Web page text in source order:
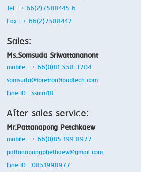
Tel : + 66(2)7588445-6
Fax : + 66(2)7588447
Sales:
Ms.Somsuda Sriwattananont
mobile : + 66(0)81 558 3704
somsuda@forefrontfoodtech.com
Line ID : ssnim18
After sales service:
Mr.Pattanapong Petchkaew
mobile : + 66(0)85 199 8977
pattanapongphethaew@gmail.com
Line ID : 0851998977